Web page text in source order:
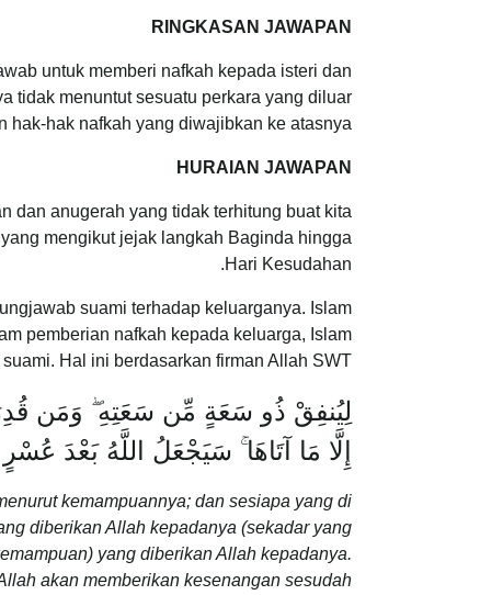
RINGKASAN JAWAPAN
untuk memberi nafkah kepada isteri dan
tidak menuntut sesuatu perkara yang diluar
hak nafkah yang diwajibkan ke atasnya.
HURAIAN JAWAPAN
dan anugerah yang tidak terhitung buat kita
mengikut jejak langkah Baginda hingga
Hari Kesudahan.
suami terhadap keluarganya. Islam
pemberian nafkah kepada keluarga, Islam
Hal ini berdasarkan firman Allah SWT:
لِيُنفِقْ ذُو سَعَةٍ مِّن سَعَتِهِ ۖ وَمَن قُدِرَ
إِلَّا مَا آتَاهَا ۚ سَيَجْعَلُ اللَّهُ بَعْدَ عُسْرٍ
kemampuannya; dan sesiapa yang di
diberikan Allah kepadanya (sekadar yang
yang diberikan Allah kepadanya.
akan memberikan kesenangan sesudah